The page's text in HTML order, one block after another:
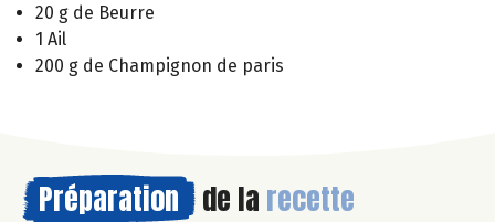
20 g de Beurre
1 Ail
200 g de Champignon de paris
Préparation de la recette